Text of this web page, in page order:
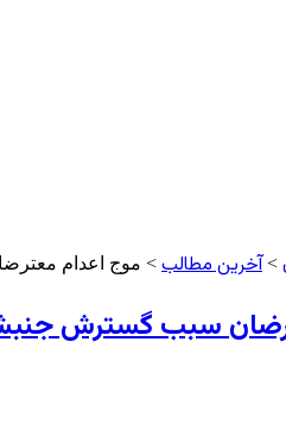
>آخرین مطالب > موج اعدام
سبب گسترش جنبش